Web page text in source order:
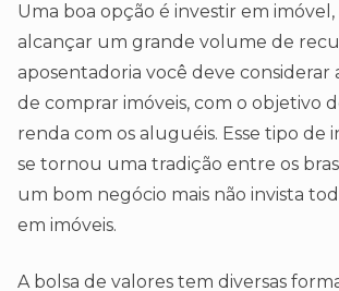
Uma boa opção é investir em imóvel,
alcançar um grande volume de
aposentadoria você deve considerar
de comprar imóveis, com o objetivo
renda com os aluguéis. Esse tipo de
se tornou uma tradição entre os
um bom negócio mais não invista
em imóveis.
A bolsa de valores tem diversas